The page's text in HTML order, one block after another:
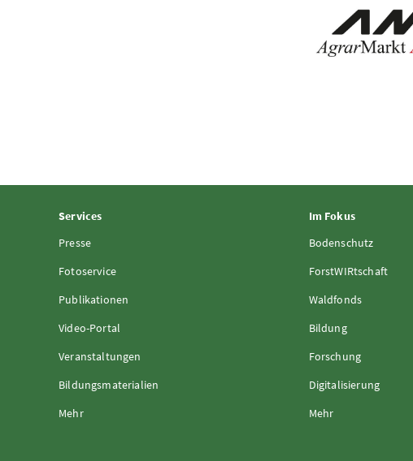
Services
Presse
Fotoservice
Publikationen
Video-Portal
Veranstaltungen
Bildungsmaterialien
Mehr
Im Fokus
Bodenschutz
ForstWIRtschaft
Waldfonds
Bildung
Forschung
Digitalisierung
Mehr